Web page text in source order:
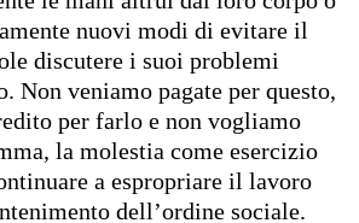
nuovi modi di evitare il
discutere i suoi problemi
Non veniamo pagate per questo,
per farlo e non vogliamo
la molestia come esercizio
a espropriare il lavoro
dell’ordine sociale.